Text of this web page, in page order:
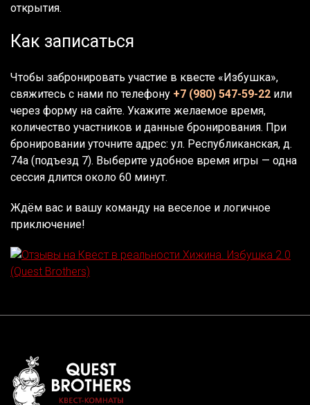
открытия.
Как записаться
Чтобы забронировать участие в квесте «Избушка»,
свяжитесь с нами по телефону +7 (980) 547-59-22 или
через форму на сайте. Укажите желаемое время,
количество участников и данные бронирования. При
бронировании уточните адрес: ул. Республиканская, д.
74а (подъезд 7). Выберите удобное время игры — одна
сессия длится около 60 минут.
Ждём вас и вашу команду на веселое и логичное
приключение!